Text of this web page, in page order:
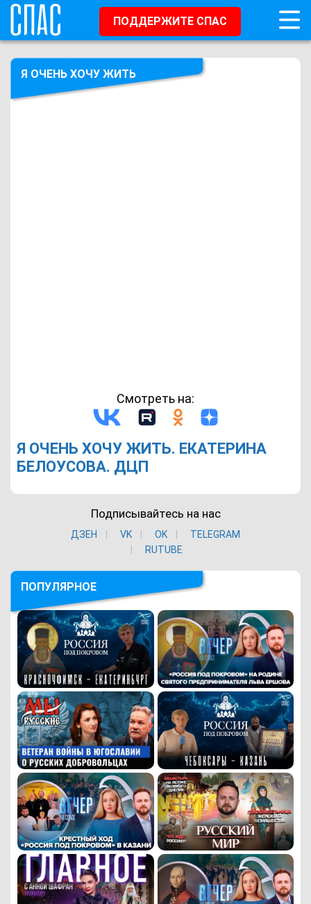
ПОДДЕРЖИТЕ СПАС
Я ОЧЕНЬ ХОЧУ ЖИТЬ
Смотреть на:
Я ОЧЕНЬ ХОЧУ ЖИТЬ. ЕКАТЕРИНА
БЕЛОУСОВА. ДЦП
Подписывайтесь на нас
ДЗЕН VK ОK
TELEGRAM
RUTUBE
ПОПУЛЯРНОЕ